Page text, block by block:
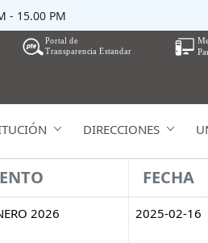
- 15.00 PM
DIRECCIONES
FECHA
2026 2025-02-16